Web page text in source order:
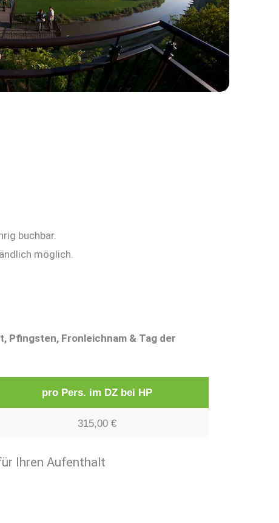
buchbar.
möglich.
Pfingsten, Fronleichnam & Tag der
pro Pers. im DZ bei HP
315,00 €
Ihren Aufenthalt